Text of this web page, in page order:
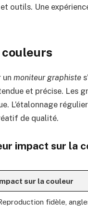
outils. Une
unmoniteur graphiste
et précise. Les
L’étalonnage
de qualité.
impact sur la
sur la couleur
fidèle,